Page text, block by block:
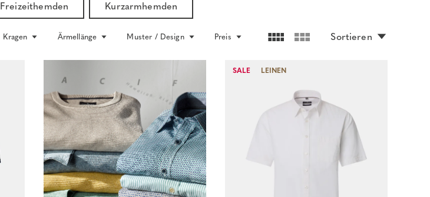
Freizeithemden Kurzarmhemden
Kragen Ärmellänge Muster / Design Preis Sortieren
SALE LEINEN